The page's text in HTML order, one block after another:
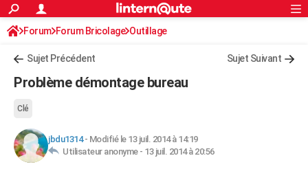
ACTUALITÉS
Politique
Société
Faits Divers
Education
Monde
Villes
+
AUTO
Essais
Réserver un essai
Citadines
Berlines
SUV
Forum auto
+HIGH-TECH
S'inscrire
Connexion
Forum Forum Bricolage Outillage
Sujet Précédent Sujet Suivant
Problème démontage bureau
Clé
jbdu1314- Modifié le 13 juil. 2014 à 14:19
Utilisateur anonyme - 13 juil. 2014 à 20:56